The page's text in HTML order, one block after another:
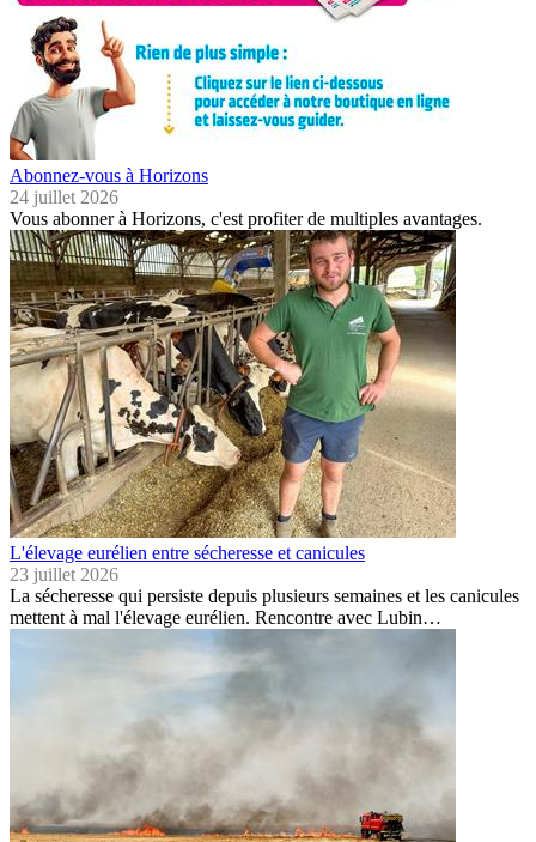
Abonnez-vous à Horizons
24 juillet 2026
Vous abonner à Horizons, c'est profiter de multiples avantages.
L'élevage eurélien entre sécheresse et canicules
23 juillet 2026
La sécheresse qui persiste depuis plusieurs semaines et les canicules
mettent à mal l'élevage eurélien. Rencontre avec Lubin…